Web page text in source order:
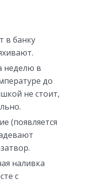
в банку
неделю в
до
не стоит,
(появляется
наливка
с